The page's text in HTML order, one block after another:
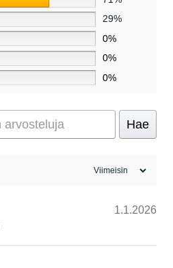
29%
0%
0%
0%
Hae
1.1.2026